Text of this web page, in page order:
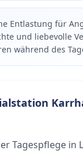
Entlastung für
und liebevolle
während des
Tagespflege in